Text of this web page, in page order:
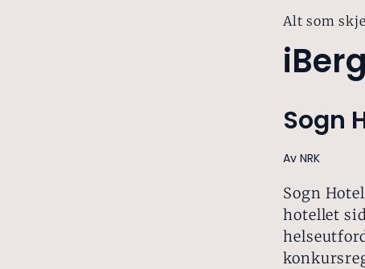
Alt som
Sogn
Av NRK
Sogn
hotellet